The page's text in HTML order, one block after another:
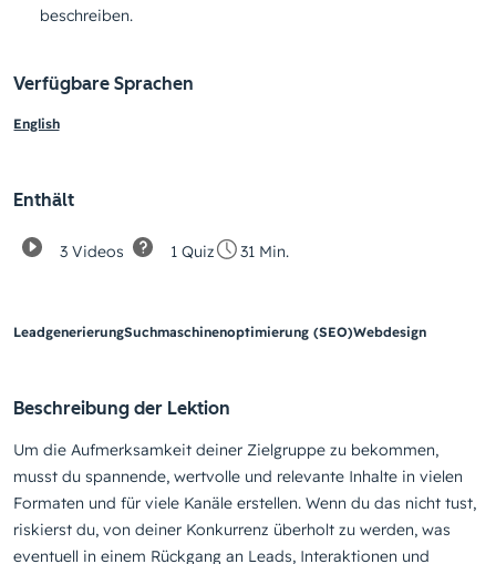
beschreiben.
Verfügbare Sprachen
English
Enthält
3 Videos 1 Quiz 31 Min.
LeadgenerierungSuchmaschinenoptimierung (SEO)Webdesign
Beschreibung der Lektion
Um die Aufmerksamkeit deiner Zielgruppe zu bekommen,
musst du spannende, wertvolle und relevante Inhalte in vielen
Formaten und für viele Kanäle erstellen. Wenn du das nicht tust,
riskierst du, von deiner Konkurrenz überholt zu werden, was
eventuell in einem Rückgang an Leads, Interaktionen und